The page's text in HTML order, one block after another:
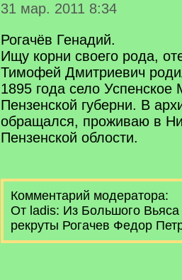
31 мар. 2011 8:34
Рогачёв Генадий.
Ищу корни своего рода,
Тимофей Дмитриевич
1895 года село Успенское
Пензенской губерни. В
обращался, проживаю в
Пензенской облости.
Комментарий модератора:
От ladis: Из Большого Вьяса
рекруты Рогачев Федор